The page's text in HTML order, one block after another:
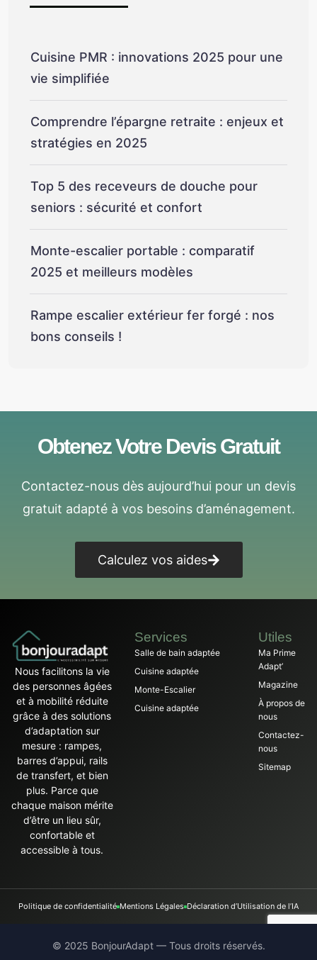
Cuisine PMR : innovations 2025 pour une
vie simplifiée
Comprendre l’épargne retraite : enjeux et
stratégies en 2025
Top 5 des receveurs de douche pour
seniors : sécurité et confort
Monte-escalier portable : comparatif
2025 et meilleurs modèles
Rampe escalier extérieur fer forgé : nos
bons conseils !
Obtenez Votre Devis Gratuit
Contactez-nous dès aujourd’hui pour un devis
gratuit adapté à vos besoins d’aménagement.
Calculez vos aides
Nous facilitons la vie
des personnes âgées
et à mobilité réduite
grâce à des solutions
d’adaptation sur
mesure : rampes,
barres d’appui, rails
de transfert, et bien
plus. Parce que
chaque maison mérite
d’être un lieu sûr,
confortable et
accessible à tous.
Services
Salle de bain adaptée
Cuisine adaptée
Monte-Escalier
Cuisine adaptée
Utiles
Ma Prime
Adapt’
Magazine
À propos de
nous
Contactez-
nous
Sitemap
Politique de confidentialité Mentions Légales Déclaration d’Utilisation de l’IA
© 2025 BonjourAdapt — Tous droits réservés.